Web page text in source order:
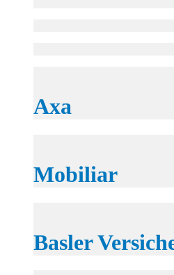
Axa
Mobiliar
Basler